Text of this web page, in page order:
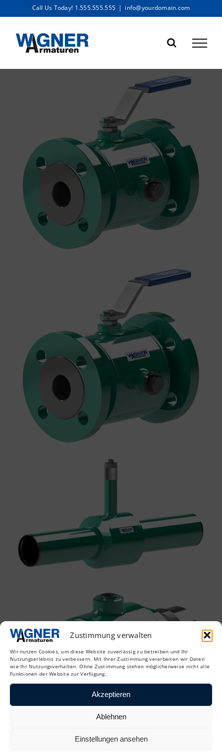
Zustimmung verwalten
Wir nutzen Cookies, um diese Website zuverlässig zu betreiben und Ihr
Nutzungserlebnis zu verbessern. Mit Ihrer Zustimmung verarbeiten wir Daten
wie Ihr Nutzungsverhalten. Ohne Zustimmung stehen möglicherweise nicht alle
Funktionen der Website zur Verfügung.
Akzeptieren
Ablehnen
Einstellungen ansehen
to
content
Call Us Today! 1.555.555.555 | info@yourdomain.com